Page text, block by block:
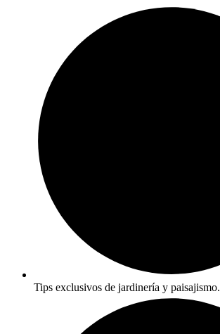
Tips exclusivos de jardinería y paisajismo.